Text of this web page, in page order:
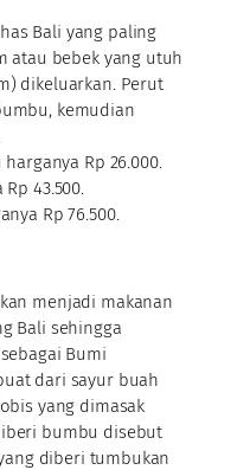
Bali yang paling
atau bebek yang utuh
dikeluarkan. Perut
kemudian
Rp 26.000.
43.500.
Rp 76.500.
menjadi makanan
Bali sehingga
Bumi
dari sayur buah
yang dimasak
bumbu disebut
diberi tumbukan